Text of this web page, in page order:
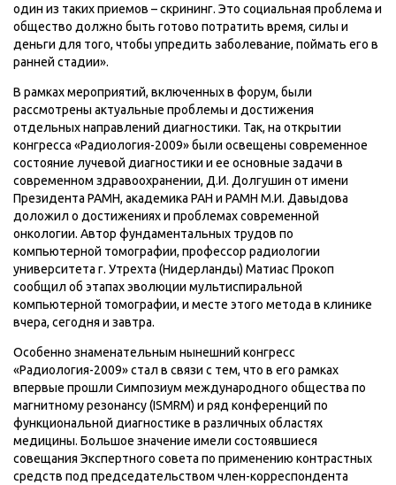
один из таких приемов – скрининг. Это социальная проблема и
общество должно быть готово потратить время, силы и
деньги для того, чтобы упредить заболевание, поймать его в
ранней стадии».
В рамках мероприятий, включенных в форум, были
рассмотрены актуальные проблемы и достижения
отдельных направлений диагностики. Так, на открытии
конгресса «Радиология-2009» были освещены современное
состояние лучевой диагностики и ее основные задачи в
современном здравоохранении, Д.И. Долгушин от имени
Президента РАМН, академика РАН и РАМН М.И. Давыдова
доложил о достижениях и проблемах современной
онкологии. Автор фундаментальных трудов по
компьютерной томографии, профессор радиологии
университета г. Утрехта (Нидерланды) Матиас Прокоп
сообщил об этапах эволюции мультиспиральной
компьютерной томографии, и месте этого метода в клинике
вчера, сегодня и завтра.
Особенно знаменательным нынешний конгресс
«Радиология-2009» стал в связи с тем, что в его рамках
впервые прошли Симпозиум международного общества по
магнитному резонансу (ISMRM) и ряд конференций по
функциональной диагностике в различных областях
медицины. Большое значение имели состоявшиеся
совещания Экспертного совета по применению контрастных
средств под председательством член-корреспондента